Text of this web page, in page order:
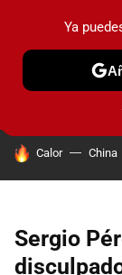
PRUEBAS
HOY SE HABLA
Calor China
Sergio
Ya